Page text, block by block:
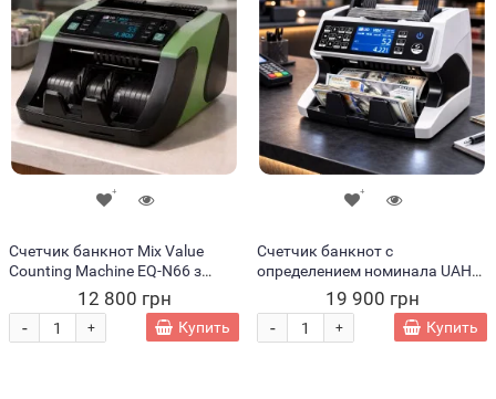
Счетчик банкнот Mix Value
Counting Machine EQ-N66 з
мультивалютним
CAD/USD/EUR (JM/6062)
12 800 грн
+
- Купить
Счетчик банкнот с
определением номинала UAH
USD EUR CIS ИК УФ проверка
1200 банкнот/мин (JM/6198)
19 900 грн
+
- Купить